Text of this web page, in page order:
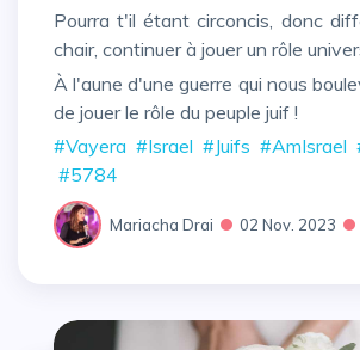
Pourra t'il étant circoncis, donc différent dans sa
chair, continuer à jouer un rôle
À l'aune d'une guerre qui nous bouleversé, tentons
de jouer le rôle du peuple juif !
#Vayera #Israel #Juifs #AmIsrael
#5784
Mariacha Drai 02 Nov. 2023